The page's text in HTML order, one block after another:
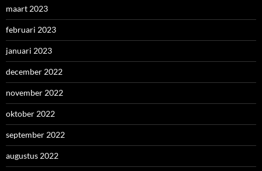
maart 2023
februari 2023
januari 2023
december 2022
november 2022
oktober 2022
september 2022
augustus 2022